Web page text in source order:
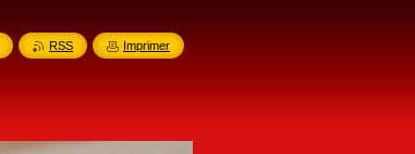
RSS Imprimer